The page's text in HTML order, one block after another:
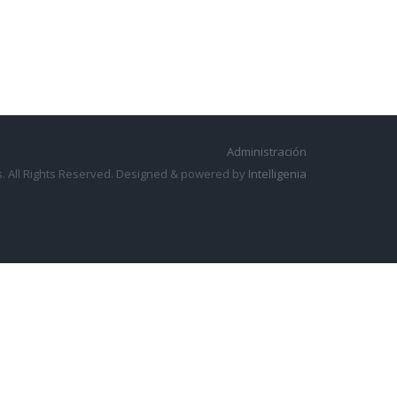
Administración
All Rights Reserved. Designed & powered by Intelligenia